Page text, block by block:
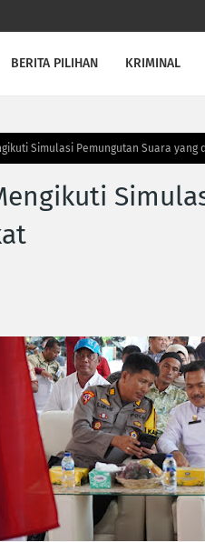
BERITA PILIHAN KRIMINAL
Simulasi Pemungutan Suara yang